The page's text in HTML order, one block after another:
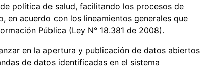
política de salud, facilitando los procesos de
en acuerdo con los lineamientos generales que
Pública (Ley N° 18.381 de 2008).
en la apertura y publicación de datos abiertos
de datos identificadas en el sistema